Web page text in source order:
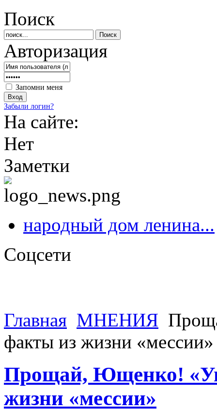
Поиск
Авторизация
Запомни меня
Забыли логин?
На сайте:
Нет
Заметки
народный дом ленина...
Соцсети
Главная МНЕНИЯ
факты из жизни «мессии»
Прощай, Ющенко!
жизни «мессии»